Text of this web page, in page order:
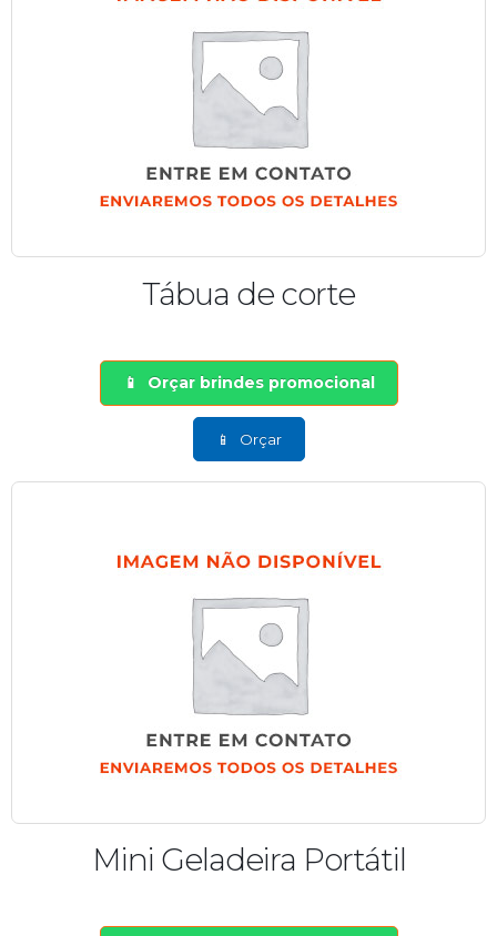
Tábua de corte
Orçar brindes promocional
Orçar
Mini Geladeira Portátil